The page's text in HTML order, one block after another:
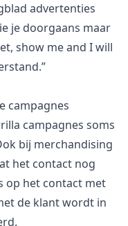
advertenties
je doorgaans maar
show me and I will
campagnes
campagnes soms
bij merchandising
het contact nog
op het contact met
de klant wordt in